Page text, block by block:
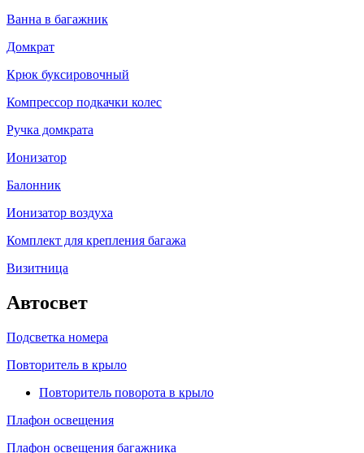
Ванна в багажник
Домкрат
Крюк буксировочный
Компрессор подкачки колес
Ручка домкрата
Ионизатор
Балонник
Ионизатор воздуха
Комплект для крепления багажа
Визитница
Автосвет
Подсветка номера
Повторитель в крыло
Повторитель поворота в крыло
Плафон освещения
Плафон освещения багажника